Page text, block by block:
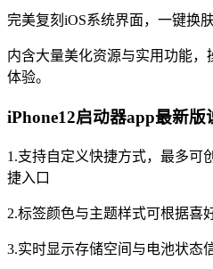
完美复刻iOS系统界面，一键换
内含大量美化资源与实用功能
体验。
iPhone12启动器app最新版
1.支持自定义快捷方式，最多可
捷入口
2.标签颜色与主题样式可根据喜
3.实时显示存储空间与电池状态